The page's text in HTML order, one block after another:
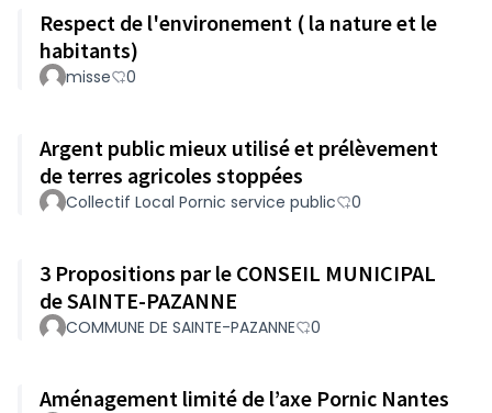
Respect de l'environement ( la nature et le
habitants)
misse 0
Argent public mieux utilisé et prélèvement
de terres agricoles stoppées
Collectif Local Pornic service public 0
3 Propositions par le CONSEIL MUNICIPAL
de SAINTE-PAZANNE
COMMUNE DE SAINTE-PAZANNE 0
Aménagement limité de l’axe Pornic Nantes